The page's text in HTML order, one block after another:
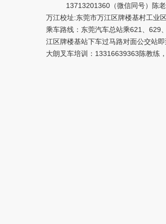
13713201360（微信同号）陈
万江校址:东莞市万江区牌楼基村工业
乘车路线：东莞汽车总站乘621、629
江区牌楼基站下车过马路对面公交站即
大朗叉车培训：13316639363陈教练